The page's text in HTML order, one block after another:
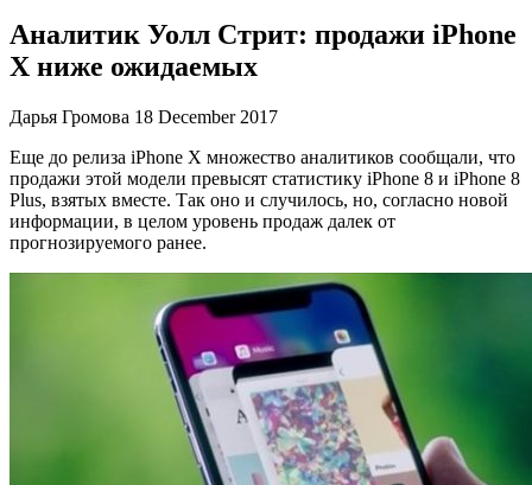
Аналитик Уолл Стрит: продажи iPhone
X ниже ожидаемых
Дарья Громова 18 December 2017
Еще до релиза iPhone X множество аналитиков сообщали, что
продажи этой модели превысят статистику iPhone 8 и iPhone 8
Plus, взятых вместе. Так оно и случилось, но, согласно новой
информации, в целом уровень продаж далек от
прогнозируемого ранее.